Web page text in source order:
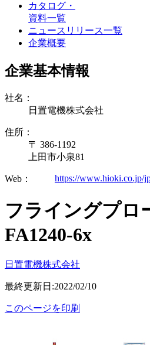
カタログ・
資料一覧
ニュースリリース一覧
企業概要
企業基本情報
社名：
日置電機株式会社
住所：
〒 386-1192
上田市小泉81
Web： https://www.hioki.co.jp/
フライングプロ
FA1240-6x
日置電機株式会社
最終更新日:2022/02/10
このページを印刷